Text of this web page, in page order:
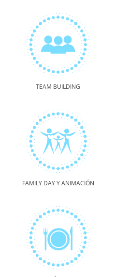
TEAM BUILDING
FAMILY DAY Y ANIMACIÓN